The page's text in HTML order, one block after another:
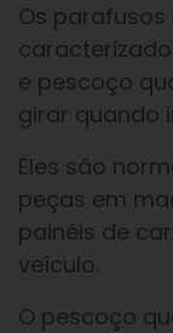
Os
e pescoço
girar quando
Eles são
peças em
painéis de
veículo.
O pescoço